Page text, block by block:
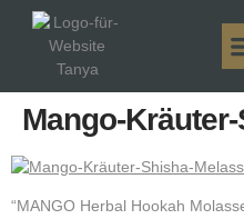
Mango-
“MANGO Herbal Hookah